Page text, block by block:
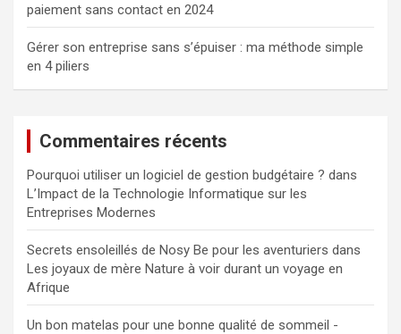
paiement sans contact en 2024
Gérer son entreprise sans s’épuiser : ma méthode simple
en 4 piliers
Commentaires récents
Pourquoi utiliser un logiciel de gestion budgétaire ? dans
L’Impact de la Technologie Informatique sur les
Entreprises Modernes
Secrets ensoleillés de Nosy Be pour les aventuriers dans
Les joyaux de mère Nature à voir durant un voyage en
Afrique
Un bon matelas pour une bonne qualité de sommeil -